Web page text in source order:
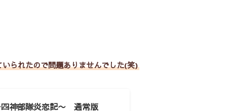
られたので問題ありませんでした(笑)
四神部隊炎恋記〜 通常版